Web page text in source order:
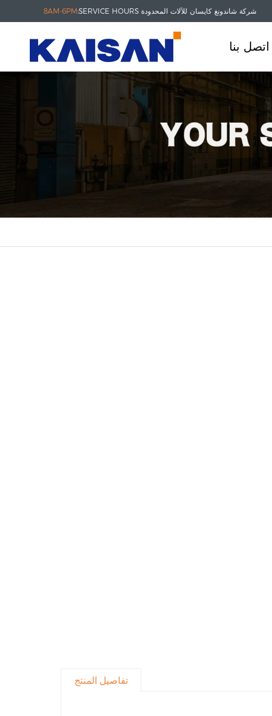
شركة شاندونغ كايسان للآلات المحدودة SERVICE HOURS:
8AM-6PM
اتصل بنا
تفاصيل المنتج